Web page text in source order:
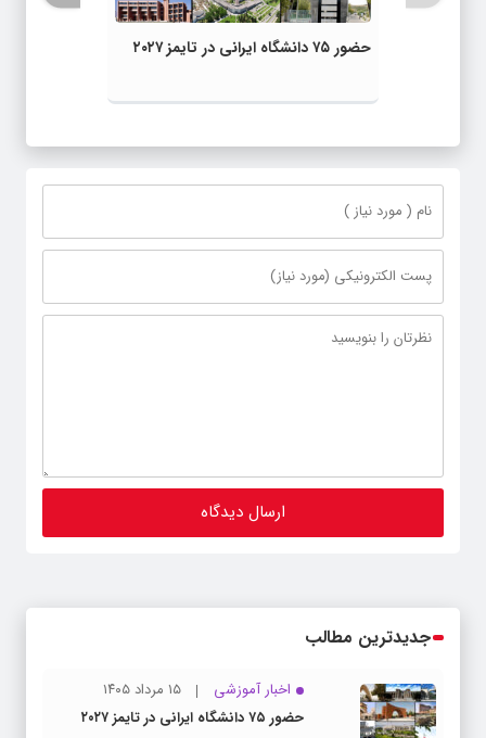
حضور ۷۵ دانشگاه ایرانی در تایمز ۲۰۲۷
جدیدترین مطالب
اخبار آموزشی
۱۵ مرداد ۱۴۰۵
حضور ۷۵ دانشگاه ایرانی در تایمز ۲۰۲۷